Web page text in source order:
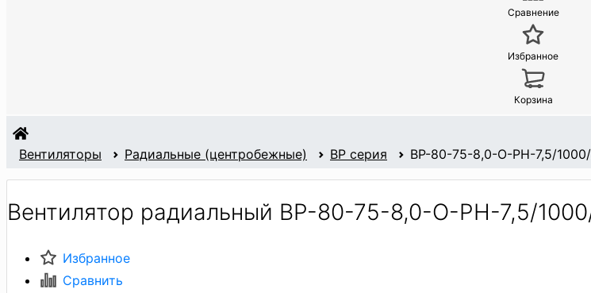
Сравнение
Избранное
Корзина
Вентиляторы Радиальные (центробежные) ВР серия ВР-80-75-8,0-О-РН-7,5/
Вентилятор радиальный ВР-80-75-8,0-О-РН-7,5/
Избранное
Сравнить